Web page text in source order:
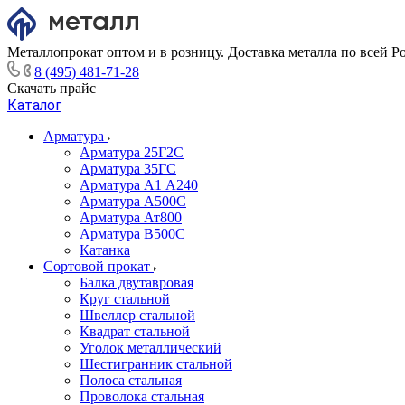
Металлопрокат оптом и в розницу. Доставка металла по всей
8 (495) 481-71-28
Скачать прайс
Каталог
Арматура
Арматура 25Г2С
Арматура 35ГС
Арматура А1 А240
Арматура А500С
Арматура Ат800
Арматура В500С
Катанка
Сортовой прокат
Балка двутавровая
Круг стальной
Швеллер стальной
Квадрат стальной
Уголок металлический
Шестигранник стальной
Полоса стальная
Проволока стальная